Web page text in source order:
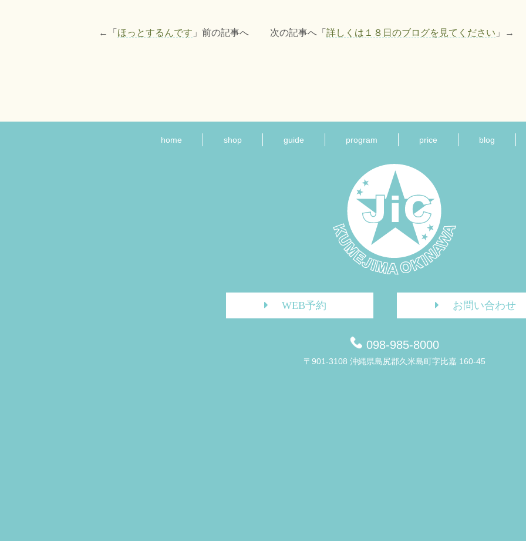
←「 ほっとするんです 」前の記事へ 次の記事へ「 詳しくは１８日のブログを見てください 」→
home shop guide program price blog
WEB予約 お問い合わせ
098-985-8000
〒901-3108 沖縄県島尻郡久米島町字比嘉 160-45